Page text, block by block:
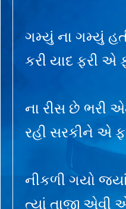
ગમ્યું ના ગમ્યું
કરી યાદ ફરી એ
ના રીસ છે ભરી
રહી સરકીને એ
નીકળી ગયો
ત્યાં તાજી એવી